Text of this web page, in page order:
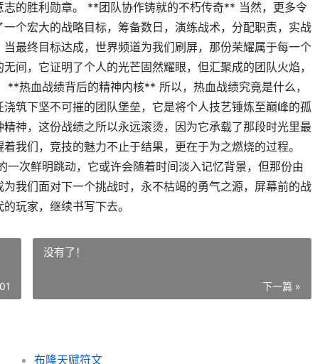
的胜利勋章。 **团队协作铸就的不朽传奇** 当然，更多令
个宏大的战略目标，筹备数日，演练战术，分配职责，实战
最终目标达成，世界频道为我们刷屏，那份荣耀属于每一个
间，它证明了个人的光芒固然耀眼，但汇聚成的团队火焰，
热血战绩背后的精神内核** 所以，热血战绩究竟是什么，
筑下坚不可摧的团队堡垒，它是将个人技艺锤炼至巅峰的孤
神，这份战绩之所以永远滚烫，因为它承载了那段时光里最
我们，竞技的魅力不止于结果，更在于为之燃烧的过程。
次鲜明跳动，它或许会随着时间淡入记忆背景，但那份由
我们面对下一个挑战时，永不枯竭的勇气之源，屏幕前的战
玩家，继续书写下去。
没有了！
下一篇 »
布隆天赋符文